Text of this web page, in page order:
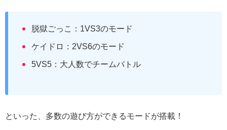
脱獄ごっこ：1VS3のモード
ケイドロ：2VS6のモード
5VS5：大人数でチームバトル
といった、多数の遊び方ができるモードが搭載！